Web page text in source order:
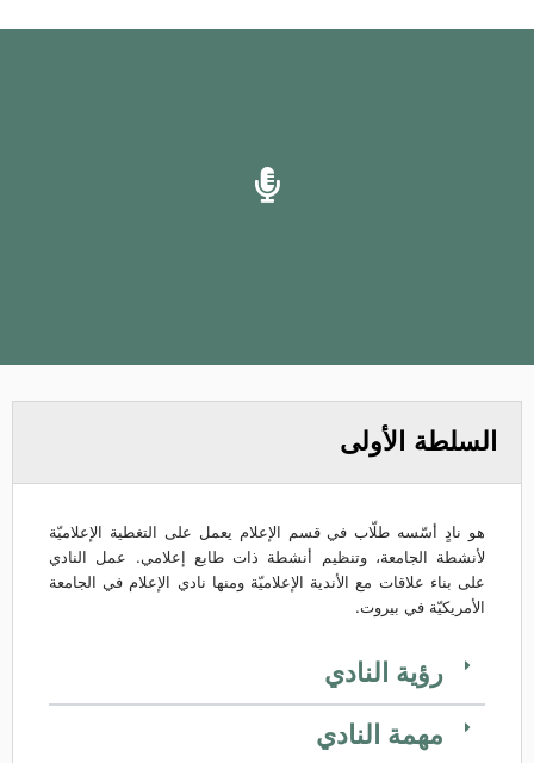
السلطة الأولى
هو نادٍ أسّسه طلّاب في قسم الإعلام يعمل على التغطية الإعلاميّة
لأنشطة الجامعة، وتنظيم أنشطة ذات طابع إعلامي. عمل النادي
على بناء علاقات مع الأندية الإعلاميّة ومنها نادي الإعلام في الجامعة
الأمريكيّة في بيروت.
رؤية النادي
مهمة النادي